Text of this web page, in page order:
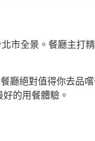
市全景。餐廳主打
廳絕對值得你去品
的用餐體驗。